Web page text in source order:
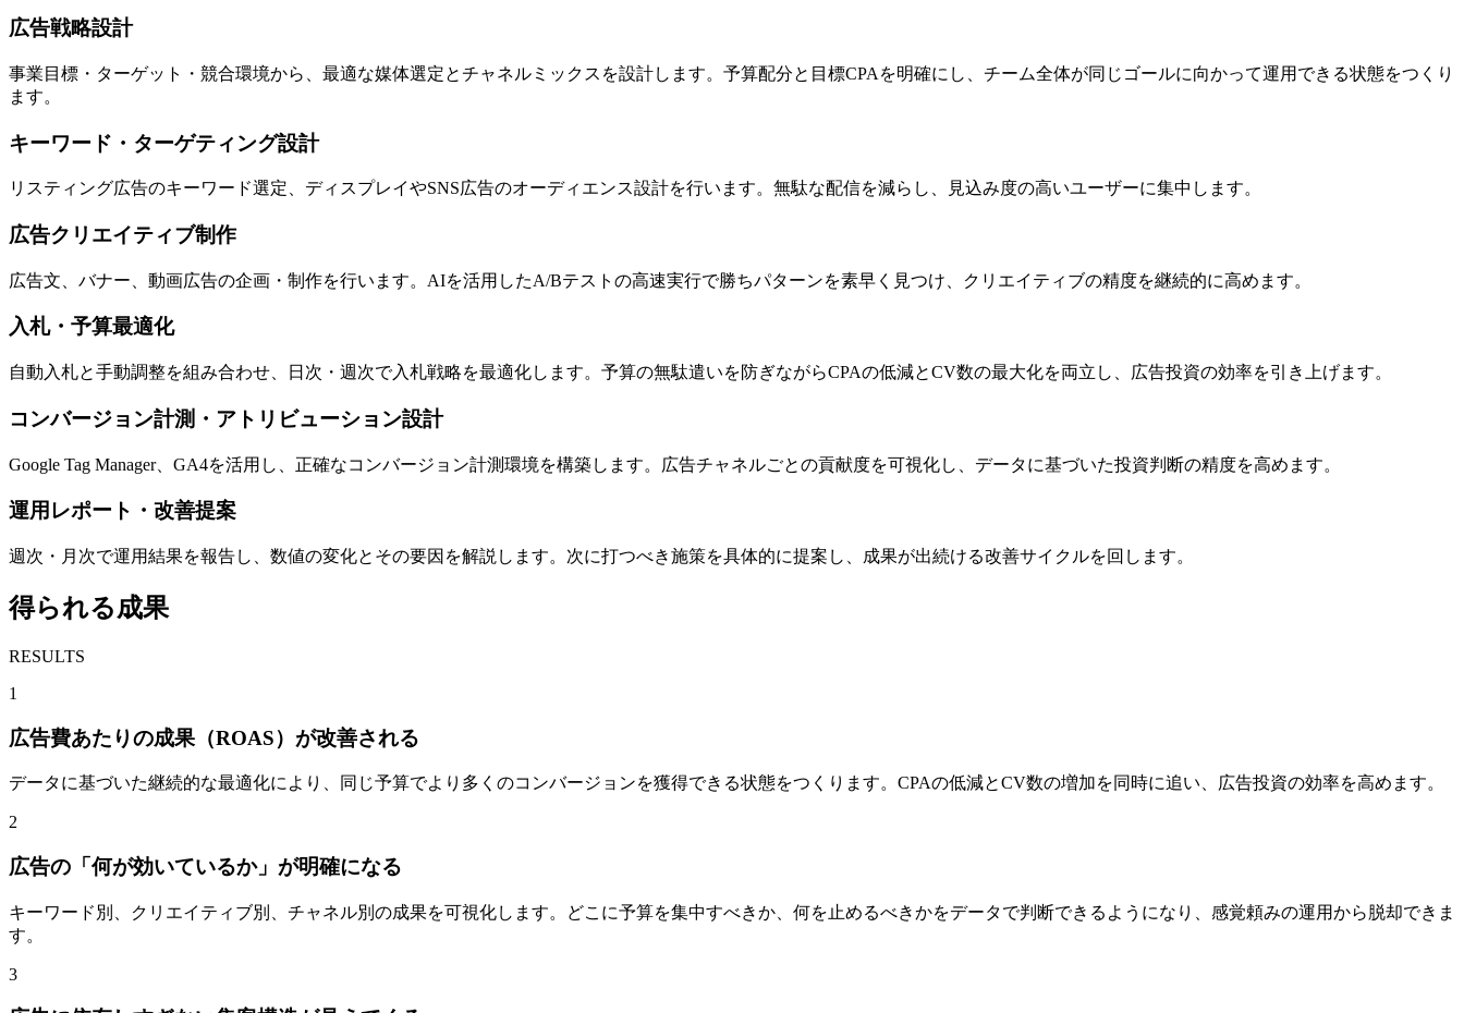
広告戦略設計
事業目標・ターゲット・競合環境から、最適な媒体選定とチャネルミックスを設計します。予算配分と目標CPAを明確にし、チーム全体が同じゴールに向かって運用できる状態をつくり
ます。
キーワード・ターゲティング設計
リスティング広告のキーワード選定、ディスプレイやSNS広告のオーディエンス設計を行います。無駄な配信を減らし、見込み度の高いユーザーに集中します。
広告クリエイティブ制作
広告文、バナー、動画広告の企画・制作を行います。AIを活用したA/Bテストの高速実行で勝ちパターンを素早く見つけ、クリエイティブの精度を継続的に高めます。
入札・予算最適化
自動入札と手動調整を組み合わせ、日次・週次で入札戦略を最適化します。予算の無駄遣いを防ぎながらCPAの低減とCV数の最大化を両立し、広告投資の効率を引き上げます。
コンバージョン計測・アトリビューション設計
Google Tag Manager、GA4を活用し、正確なコンバージョン計測環境を構築します。広告チャネルごとの貢献度を可視化し、データに基づいた投資判断の精度を高めます。
運用レポート・改善提案
週次・月次で運用結果を報告し、数値の変化とその要因を解説します。次に打つべき施策を具体的に提案し、成果が出続ける改善サイクルを回します。
得られる成果
RESULTS
1
広告費あたりの成果（ROAS）が改善される
データに基づいた継続的な最適化により、同じ予算でより多くのコンバージョンを獲得できる状態をつくります。CPAの低減とCV数の増加を同時に追い、広告投資の効率を高めます。
2
広告の「何が効いているか」が明確になる
キーワード別、クリエイティブ別、チャネル別の成果を可視化します。どこに予算を集中すべきか、何を止めるべきかをデータで判断できるようになり、感覚頼みの運用から脱却できま
す。
3